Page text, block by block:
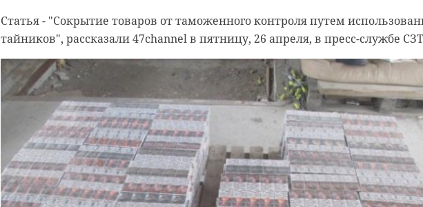
Статья - "Сокрытие товаров от таможенного контроля путем
тайников", рассказали 47channel в пятницу, 26 апреля, в пресс-службе